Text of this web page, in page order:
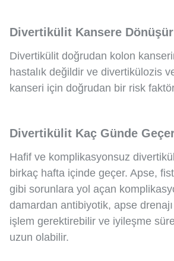
Divertikülit Kansere
Divertikülit doğrudan kolon
hastalık değildir ve divertikülozis
kanseri için doğrudan bir risk
Divertikülit Kaç Günde
Hafif ve komplikasyonsuz
birkaç hafta içinde geçer. Apse,
gibi sorunlara yol açan
damardan antibiyotik, apse
işlem gerektirebilir ve iyileşme
uzun olabilir.